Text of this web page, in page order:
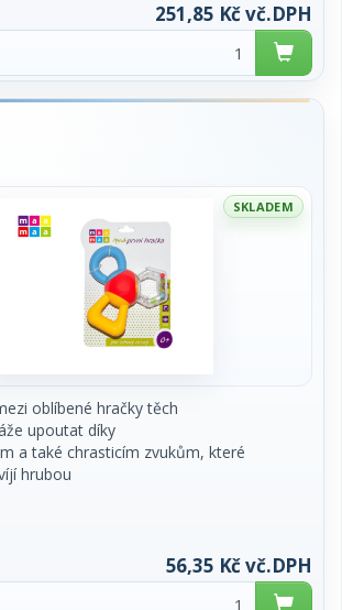
251,85 Kč vč.DPH
SKLADEM
oblíbené hračky těch
upoutat díky
a také chrasticím zvukům, které
hrubou
podporuje správný vývoj
10,5 cm. Vhodné
Cena za kus.
56,35 Kč vč.DPH